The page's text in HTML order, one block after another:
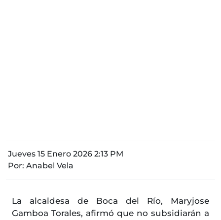
Jueves 15 Enero 2026 2:13 PM
Por: Anabel Vela
La alcaldesa de Boca del Río, Maryjose
Gamboa Torales, afirmó que no subsidiarán a